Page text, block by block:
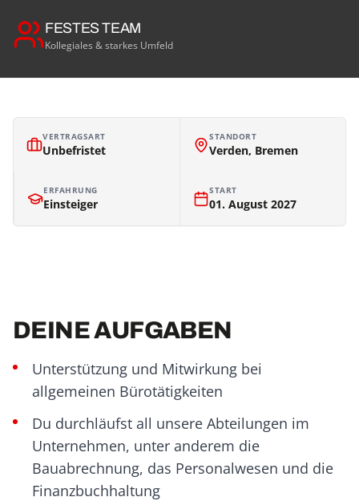
FESTES TEAM
Kollegiales & starkes Umfeld
VERTRAGSART
Unbefristet
STANDORT
Verden, Bremen
ERFAHRUNG
Einsteiger
START
01. August 2027
DEINE AUFGABEN
Unterstützung und Mitwirkung bei
allgemeinen Bürotätigkeiten
Du durchläufst all unsere Abteilungen im
Unternehmen, unter anderem die
Bauabrechnung, das Personalwesen und die
Finanzbuchhaltung